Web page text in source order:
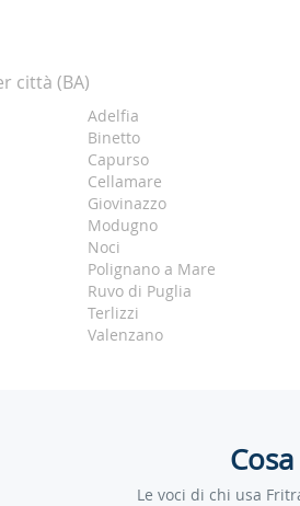
città (BA)
Adelfia
Binetto
Capurso
Cellamare
Giovinazzo
Modugno
Noci
Polignano a Mare
Ruvo di Puglia
Terlizzi
Valenzano
Le voci di chi usa